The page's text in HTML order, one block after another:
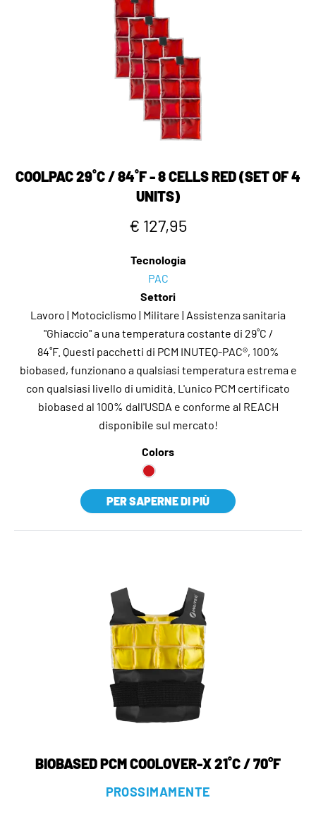
COOLPAC 29˚C / 84˚F - 8 CELLS RED (SET OF 4
UNITS)
€ 127,95
Tecnologia
PAC
Settori
Lavoro | Motociclismo | Militare | Assistenza sanitaria
"Ghiaccio" a una temperatura costante di 29˚C /
84˚F. Questi pacchetti di PCM INUTEQ-PAC®, 100%
biobased, funzionano a qualsiasi temperatura estrema e
con qualsiasi livello di umidità. L'unico PCM certificato
biobased al 100% dall'USDA e conforme al REACH
disponibile sul mercato!
Colors
PER SAPERNE DI PIÙ
BIOBASED PCM COOLOVER-X 21˚C / 70°F
PROSSIMAMENTE